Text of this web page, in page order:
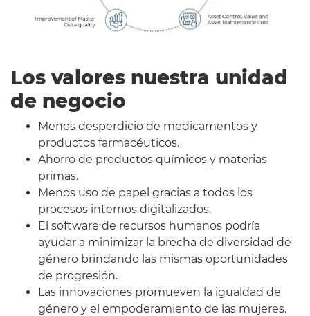
Los valores nuestra unidad
de negocio
Menos desperdicio de medicamentos y
productos farmacéuticos.
Ahorro de productos químicos y materias
primas.
Menos uso de papel gracias a todos los
procesos internos digitalizados.
El software de recursos humanos podría
ayudar a minimizar la brecha de diversidad de
género brindando las mismas oportunidades
de progresión.
Las innovaciones promueven la igualdad de
género y el empoderamiento de las mujeres.